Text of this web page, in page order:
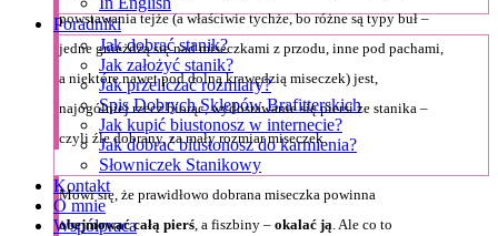
Poradniki
Jak dobrać stanik?
Jak założyć stanik?
Jak przeliczać rozmiary?
Spis Dobrych Sklepów Brafitterskich
Jak kupić biustonosz w internecie?
Jak dobrać biustonosz do karmienia?
Słowniczek Stanikowy
Kontakt
O mnie
Współpraca
powstawania tejże (a właściwie tychże, bo różne są typy buł –
jedne gnieżdżą się nad miseczkami z przodu, inne pod pachami,
a niektóre nawet pod dolną krawędzią miseczek) jest,
najogólniej rzecz biorąc, wydostawanie się piersi ze stanika –
czyli źle dobrany, za mały rozmiar miseczek.
Mówi się, że prawidłowo dobrana miseczka powinna
obejmować całą pierś , a fiszbiny – okalać ją . Ale co to